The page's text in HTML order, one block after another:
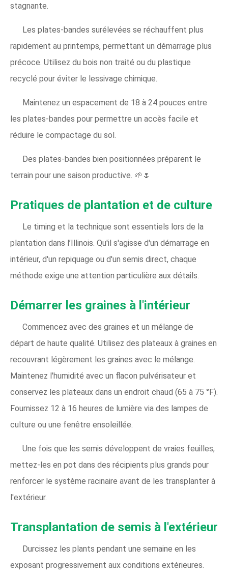
stagnante.
Les plates-bandes surélevées se réchauffent plus
rapidement au printemps, permettant un démarrage plus
précoce. Utilisez du bois non traité ou du plastique
recyclé pour éviter le lessivage chimique.
Maintenez un espacement de 18 à 24 pouces entre
les plates-bandes pour permettre un accès facile et
réduire le compactage du sol.
Des plates-bandes bien positionnées préparent le
terrain pour une saison productive. 🌱🌷
Pratiques de plantation et de culture
Le timing et la technique sont essentiels lors de la
plantation dans l’Illinois. Qu'il s'agisse d'un démarrage en
intérieur, d'un repiquage ou d'un semis direct, chaque
méthode exige une attention particulière aux détails.
Démarrer les graines à l'intérieur
Commencez avec des graines et un mélange de
départ de haute qualité. Utilisez des plateaux à graines en
recouvrant légèrement les graines avec le mélange.
Maintenez l'humidité avec un flacon pulvérisateur et
conservez les plateaux dans un endroit chaud (65 à 75 °F).
Fournissez 12 à 16 heures de lumière via des lampes de
culture ou une fenêtre ensoleillée.
Une fois que les semis développent de vraies feuilles,
mettez-les en pot dans des récipients plus grands pour
renforcer le système racinaire avant de les transplanter à
l'extérieur.
Transplantation de semis à l'extérieur
Durcissez les plants pendant une semaine en les
exposant progressivement aux conditions extérieures.